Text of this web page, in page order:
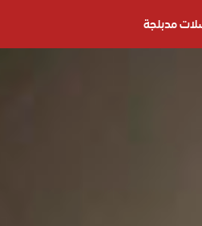
مدبلجة